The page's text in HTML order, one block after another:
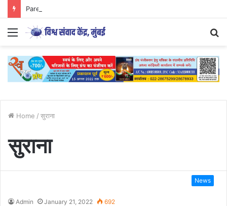
Parenting Has Its Limits….
Menu
Home / सुराना
सुराना
News
Admin January 21, 2022 692